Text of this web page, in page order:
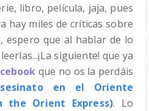
libro, película, jaja, pues
hay miles de críticas sobre
espero que al hablar de lo
siguiente! que ya
que no os la perdáis
en el Oriente
the Orient Express). Lo